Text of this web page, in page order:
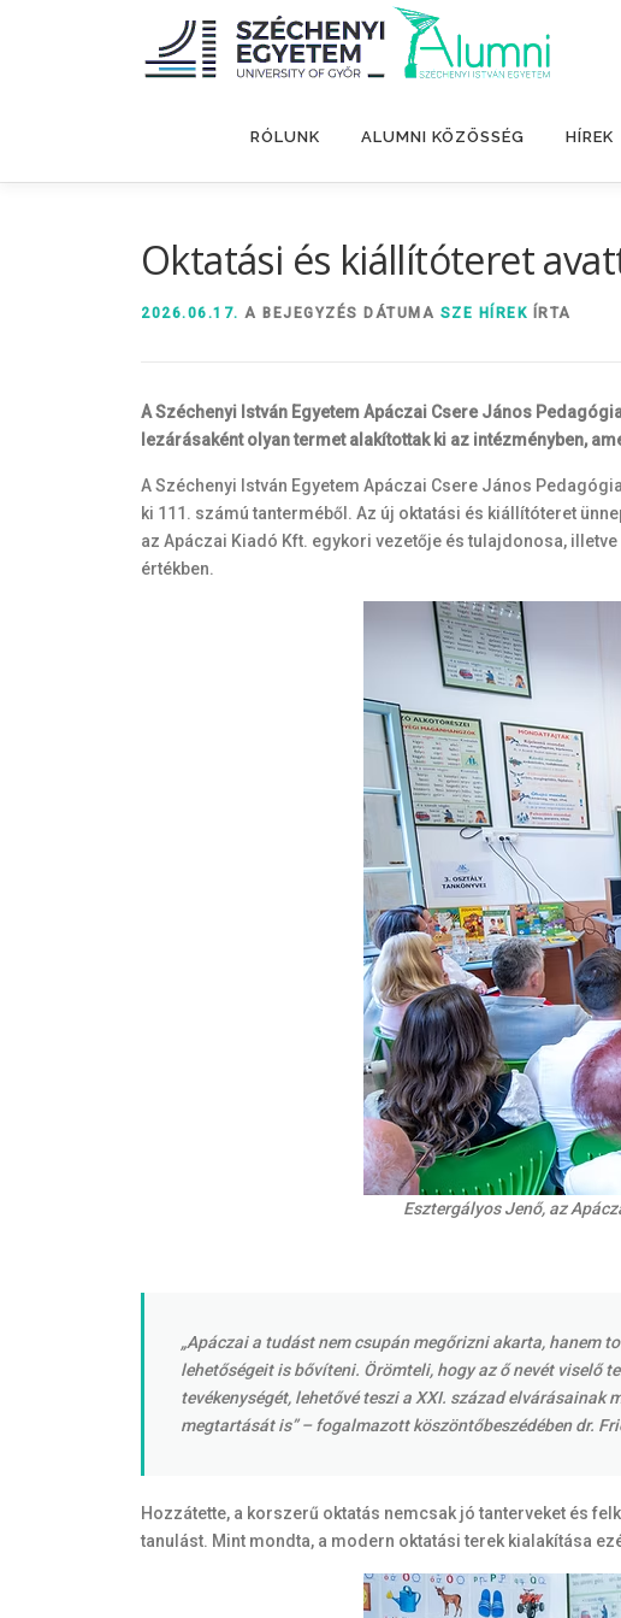
RÓLUNK ALUMNI KÖZÖSSÉG HÍREK
Oktatási és kiállítóteret
2026.06.17. A BEJEGYZÉS DÁTUMA SZE HÍREK ÍRTA
A Széchenyi István Egyetem Apáczai Csere János
lezárásaként olyan termet alakítottak ki az intézményben,
A Széchenyi István Egyetem Apáczai Csere János
ki 111. számú tanterméből. Az új oktatási és kiállítóteret
az Apáczai Kiadó Kft. egykori vezetője és tulajdonosa,
értékben.
Esztergályos Jenő, az
„Apáczai a tudást nem csupán megőrizni akarta, hanem
lehetőségeit is bővíteni. Örömteli, hogy az ő nevét viselő
tevékenységét, lehetővé teszi a XXI. század
megtartását is” – fogalmazott köszöntőbeszédében dr.
Hozzátette, a korszerű oktatás nemcsak jó tanterveket és
tanulást. Mint mondta, a modern oktatási terek kialakítása